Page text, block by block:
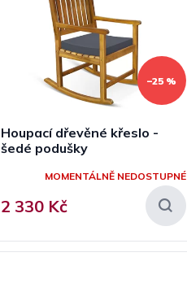
–25 %
Houpací dřevěné křeslo -
šedé podušky
MOMENTÁLNĚ NEDOSTUPNÉ
2 330 Kč